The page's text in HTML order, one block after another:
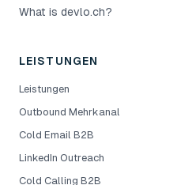
What is devlo.ch?
LEISTUNGEN
Leistungen
Outbound Mehrkanal
Cold Email B2B
LinkedIn Outreach
Cold Calling B2B